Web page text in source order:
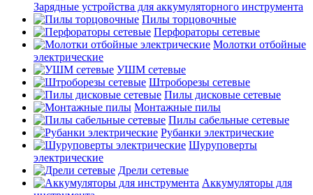
Зарядные устройства для аккумуляторного инструмента
Пилы торцовочные
Перфораторы сетевые
Молотки отбойные
электрические
УШМ сетевые
Штроборезы сетевые
Пилы дисковые сетевые
Монтажные пилы
Пилы сабельные сетевые
Рубанки электрические
Шуруповерты
электрические
Дрели сетевые
Аккумуляторы для